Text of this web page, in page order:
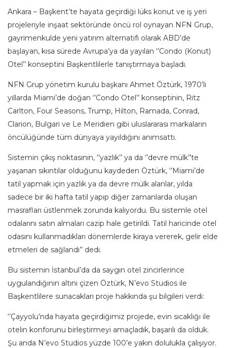
Ankara – Başkent’te hayata geçirdiği lüks konut ve iş yeri
projeleriyle inşaat sektöründe öncü rol oynayan NFN Grup,
gayrimenkulde yeni yatırım alternatifi olarak ABD’de
başlayan, kısa sürede Avrupa’ya da yayılan ‘’Condo (Konut)
Otel’’ konseptini Başkentlilerle tanıştırmaya başladı.
NFN Grup yönetim kurulu başkanı Ahmet Öztürk, 1970’li
yıllarda Miami’de doğan ‘’Condo Otel’’ konseptinin, Ritz
Carlton, Four Seasons, Trump, Hilton, Ramada, Conrad,
Clarion, Bulgari ve Le Meridien gibi uluslararası markaların
öncülüğünde tüm dünyaya yayıldığını anımsattı.
Sistemin çıkış noktasının, ‘’yazlık’’ ya da ‘’devre mülk’’te
yaşanan sıkıntılar olduğunu kaydeden Öztürk, ‘’Miami’de
tatil yapmak için yazlık ya da devre mülk alanlar, yılda
sadece bir iki hafta tatil yapıp diğer zamanlarda oluşan
masrafları üstlenmek zorunda kalıyordu. Bu sistemle otel
odalarını satın almaları cazip hale getirildi. Tatil haricinde otel
odasını kullanmadıkları dönemlerde kiraya vererek, gelir elde
etmeleri de sağlandı’’ dedi.
Bu sistemin İstanbul’da da saygın otel zincirlerince
uygulandığının altını çizen Öztürk, N’evo Studios ile
Başkentlilere sunacakları proje hakkında şu bilgileri verdi:
‘’Çayyolu’nda hayata geçirdiğimiz projede, evin sıcaklığı ile
otelin konforunu birleştirmeyi amaçladık, başarılı da olduk.
Şu anda N’evo Studios yüzde 100’e yakın dolulukla çalışıyor.